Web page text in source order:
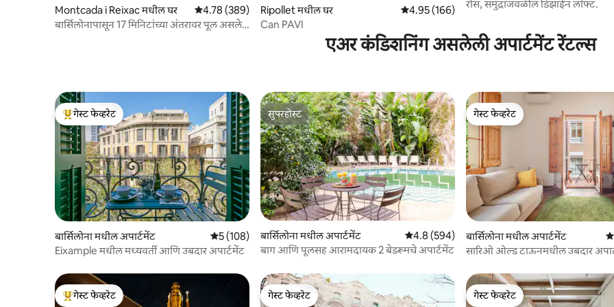
Montcada i Reixac मधील घर 5 पैकी 4.78 सरासरी रेटिंग, 389 रिव्ह्यूज
4.78 (389)
बार्सिलोनापासून 17 मिनिटांच्या अंतरावर पूल असलेले
Ripollet मधील घर 5 पैकी 4.95 सरासरी रेटिंग, 166 रिव्ह्यूज
4.95 (166)
Can PAVI
रोस, समुद्राजवळील डिझाईन लॉफ्ट.
एअर कंडिशनिंग असलेली अपार्टमेंट रेंटल्स
टॉप गेस्ट फेव्हरेट
गेस्ट फेव्हरेट
बार्सिलोना मधील अपार्टमेंट 5 पैकी 5 सरासरी रेटिंग, 108 रिव्ह्यूज
5 (108)
Eixample मधील मध्यवर्ती आणि उबदार अपार्टमेंट
सुपरहोस्ट
सुपरहोस्ट
बार्सिलोना मधील अपार्टमेंट 5 पैकी 4.8 सरासरी रेटिंग, 594 रिव्ह्यूज
4.8 (594)
बाग आणि पूलसह आरामदायक 2 बेडरूमचे अपार्टमेंट
गेस्ट फेव्हरेट
गेस्ट फेव्हरेट
बार्सिलोना मधील अपार्टमेंट 5
सारिओ ओल्ड टाऊनमधील उबदार
टॉप गेस्ट फेव्हरेट
गेस्ट फेव्हरेट
गेस्ट फेव्हरेट
गेस्ट फेव्हरेट
गेस्ट फेव्हरेट
गेस्ट फेव्हरेट